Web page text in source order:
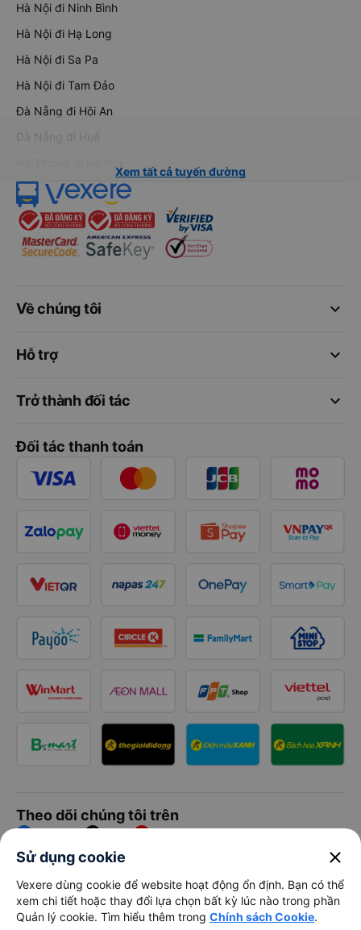
Hà Nội đi Ninh Bình
Hà Nội đi Hạ Long
Hà Nội đi Sa Pa
Hà Nội đi Tam Đảo
Đà Nẵng đi Hội An
Đà Nẵng đi Huế
Xem tất cả tuyến đường
keyboard_arrow_down
Về chúng tôi
keyboard_arrow_down
Hỗ trợ
keyboard_arrow_down
Trở thành đối tác
Đối tác thanh toán
Theo dõi chúng tôi trên
Facebook Tiktok Youtube
Công ty TNHH Thương Mại Dịch Vụ Vexere
Địa chỉ đăng ký kinh doanh: 8C Chữ Đồng Tử, Phường Tân
Sơn Nhất, TP. Hồ Chí Minh, Việt Nam
Sử dụng cookie close
Vexere dùng cookie để website hoạt động ổn định. Bạn có thể
xem chi tiết hoặc thay đổi lựa chọn bất kỳ lúc nào trong phần
Quản lý cookie. Tìm hiểu thêm trong Chính sách Cookie.